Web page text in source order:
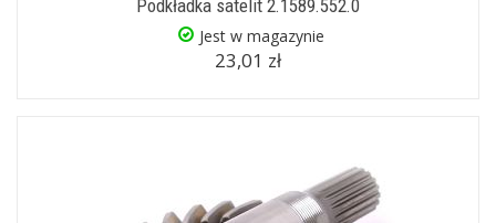
Podkładka satelit 2.1589.552.0
Jest w magazynie
23,01 zł